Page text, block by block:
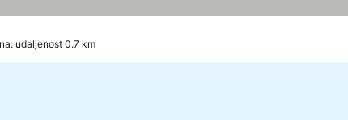
udaljenost 0.7 km